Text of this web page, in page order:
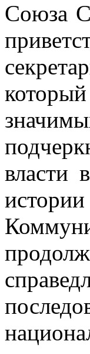
Союза
власти